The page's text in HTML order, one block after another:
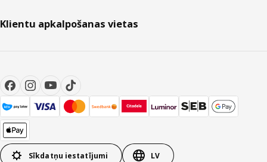
Klientu apkalpošanas vietas
Sīkdatņu iestatījumi LV